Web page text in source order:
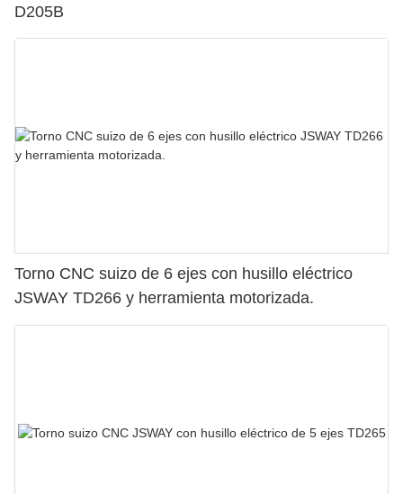
D205B
Torno CNC suizo de 6 ejes con husillo eléctrico
JSWAY TD266 y herramienta motorizada.